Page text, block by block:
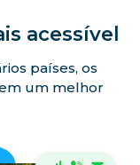
acessível
países, os
um melhor